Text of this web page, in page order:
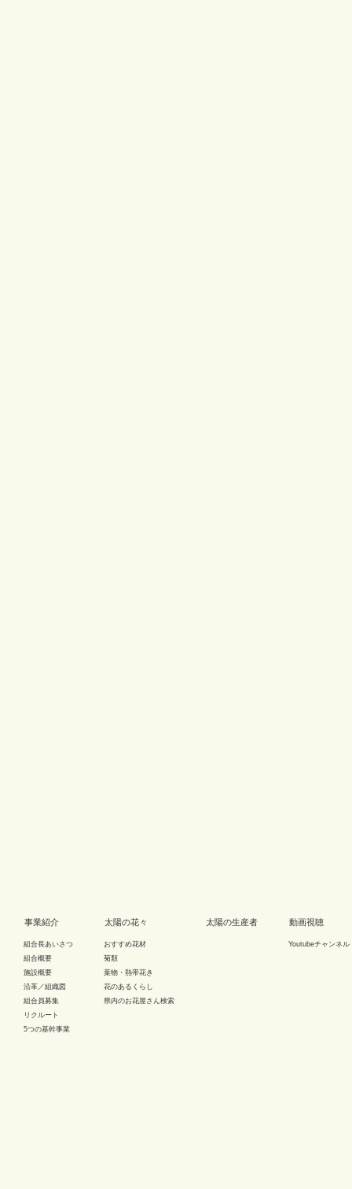
事業紹介
組合長あいさつ
組合概要
施設概要
沿革／組織図
組合員募集
リクルート
5つの基幹事業
太陽の花々
おすすめ花材
菊類
葉物・熱帯花き
花のあるくらし
県内のお花屋さん検索
太陽の生産者 動画視聴
Youtubeチャンネル